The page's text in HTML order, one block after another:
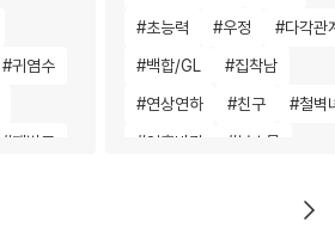
#귀염수
#재벌공
#초능력 #우정 #다각관
#백합/GL #집착남
#연상연하 #친구 #철벽
#영혼바뀜 #복수물